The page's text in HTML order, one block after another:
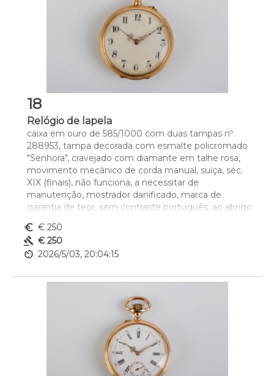
18
Relógio de lapela
caixa em ouro de 585/1000 com duas tampas nº
288953, tampa decorada com esmalte policromado
"Senhora", cravejado com diamante em talhe rosa,
movimento mecânico de corda manual, suiça, séc.
XIX (finais), não funciona, a necessitar de
manutenção, mostrador danificado, marca de
garantia de teor, sem contraste português, ao abrigo
2º, nº 2, alínea c), sem caixa e sem documentos
Dim. - 2,9 cm
Peso - (bruto) 18,8 g.
euro_symbol € 250
gavel € 250
av_timer 2026/5/03, 20:04:15